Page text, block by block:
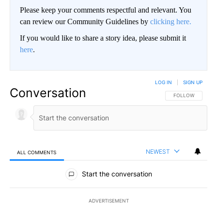
Please keep your comments respectful and relevant. You
can review our Community Guidelines by clicking here.
If you would like to share a story idea, please submit it
here.
Conversation FOLLOW THIS
FOLLOW
LOG IN SIGN UP
ALL COMMENTS NEWEST
All Comments
Start the conversation
ADVERTISEMENT